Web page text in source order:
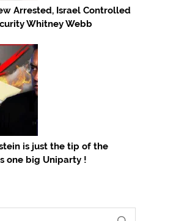
Arrested, Israel Controlled
Whitney Webb
is just the tip of the
one big Uniparty !